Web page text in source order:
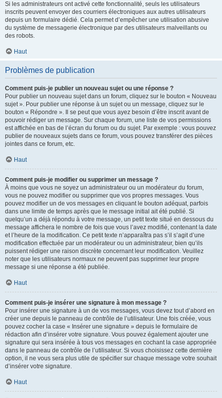
Si les administrateurs ont activé cette fonctionnalité, seuls les utilisateurs
inscrits peuvent envoyer des courriers électroniques aux autres utilisateurs
depuis un formulaire dédié. Cela permet d’empêcher une utilisation abusive
du système de messagerie électronique par des utilisateurs malveillants ou
des robots.
Haut
Problèmes de publication
Comment puis-je publier un nouveau sujet ou une réponse ?
Pour publier un nouveau sujet dans un forum, cliquez sur le bouton « Nouveau
sujet ». Pour publier une réponse à un sujet ou un message, cliquez sur le
bouton « Répondre ». Il se peut que vous ayez besoin d’être inscrit avant de
pouvoir rédiger un message. Sur chaque forum, une liste de vos permissions
est affichée en bas de l’écran du forum ou du sujet. Par exemple : vous pouvez
publier de nouveaux sujets dans ce forum, vous pouvez transférer des pièces
jointes dans ce forum, etc.
Haut
Comment puis-je modifier ou supprimer un message ?
À moins que vous ne soyez un administrateur ou un modérateur du forum,
vous ne pouvez modifier ou supprimer que vos propres messages. Vous
pouvez modifier un de vos messages en cliquant le bouton adéquat, parfois
dans une limite de temps après que le message initial ait été publié. Si
quelqu’un a déjà répondu à votre message, un petit texte situé en dessous du
message affichera le nombre de fois que vous l’avez modifié, contenant la date
et l’heure de la modification. Ce petit texte n’apparaîtra pas s’il s’agit d’une
modification effectuée par un modérateur ou un administrateur, bien qu’ils
puissent rédiger une raison discrète concernant leur modification. Veuillez
noter que les utilisateurs normaux ne peuvent pas supprimer leur propre
message si une réponse a été publiée.
Haut
Comment puis-je insérer une signature à mon message ?
Pour insérer une signature à un de vos messages, vous devez tout d’abord en
créer une depuis le panneau de contrôle de l’utilisateur. Une fois créée, vous
pouvez cocher la case « Insérer une signature » depuis le formulaire de
rédaction afin d’insérer votre signature. Vous pouvez également ajouter une
signature qui sera insérée à tous vos messages en cochant la case appropriée
dans le panneau de contrôle de l’utilisateur. Si vous choisissez cette dernière
option, il ne vous sera plus utile de spécifier sur chaque message votre souhait
d’insérer votre signature.
Haut